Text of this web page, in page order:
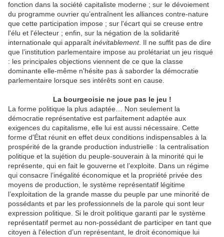
fonction dans la société capitaliste moderne ; sur le dévoiement
du programme ouvrier qu’entraînent les alliances contre-nature
que cette participation impose ; sur l'écart qui se creuse entre
l'élu et l'électeur ; enfin, sur la négation de la solidarité
internationale qui apparaît inévitablement. Il ne suffit pas de dire
que l’institution parlementaire impose au prolétariat un jeu risqué
: les principales objections viennent de ce que la classe
dominante elle-même n'hésite pas à saborder la démocratie
parlementaire lorsque ses intérêts sont en cause.
La bourgeoisie ne joue pas le jeu !
La forme politique la plus adaptée… Non seulement la
démocratie représentative est parfaitement adaptée aux
exigences du capitalisme, elle lui est aussi nécessaire. Cette
forme d'État réunit en effet deux conditions indispensables à la
prospérité de la grande production industrielle : la centralisation
politique et la sujétion du peuple-souverain à la minorité qui le
représente, qui en fait le gouverne et l’exploite. Dans un régime
qui consacre l’inégalité économique et la propriété privée des
moyens de production, le système représentatif légitime
l’exploitation de la grande masse du peuple par une minorité de
possédants et par les professionnels de la parole qui sont leur
expression politique. Si le droit politique garanti par le système
représentatif permet au non-possédant de participer en tant que
citoyen à l'élection d’un représentant, le droit économique lui